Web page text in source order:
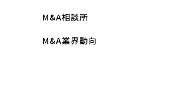
資本業務提携
ン)の算定方法
純資産法(コストアプローチ)
M&Aにおける節税(役職退職金
スキーム)
赤字・債務超過会社の買収制限
M&A相談所
M&A業界動向